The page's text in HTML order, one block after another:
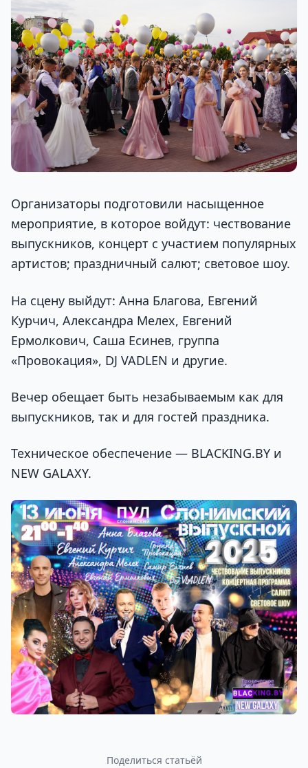
Организаторы подготовили насыщенное
мероприятие, в которое войдут: чествование
выпускников, концерт с участием популярных
артистов; праздничный салют; световое шоу.
На сцену выйдут: Анна Благова, Евгений
Курчич, Александра Мелех, Евгений
Ермолкович, Саша Есинев, группа
«Провокация», DJ VADLEN и другие.
Вечер обещает быть незабываемым как для
выпускников, так и для гостей праздника.
Техническое обеспечение — BLACKING.BY и
NEW GALAXY.
Поделиться статьёй